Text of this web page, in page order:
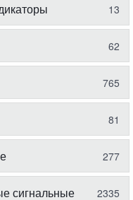
13
62
765
81
277
сигнальные
2335